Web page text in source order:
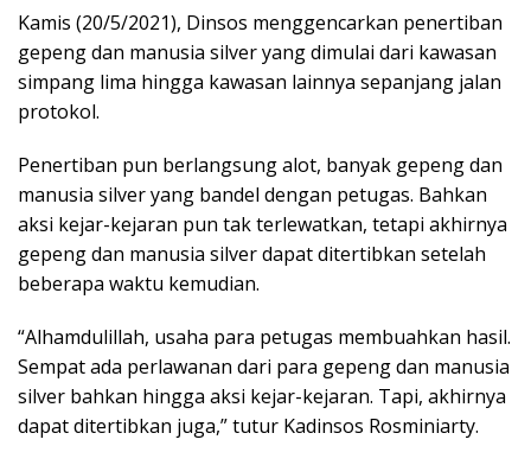
Kamis (20/5/2021), Dinsos menggencarkan penertiban
gepeng dan manusia silver yang dimulai dari kawasan
simpang lima hingga kawasan lainnya sepanjang jalan
protokol.
Penertiban pun berlangsung alot, banyak gepeng dan
manusia silver yang bandel dengan petugas. Bahkan
aksi kejar-kejaran pun tak terlewatkan, tetapi akhirnya
gepeng dan manusia silver dapat ditertibkan setelah
beberapa waktu kemudian.
“Alhamdulillah, usaha para petugas membuahkan hasil.
Sempat ada perlawanan dari para gepeng dan manusia
silver bahkan hingga aksi kejar-kejaran. Tapi, akhirnya
dapat ditertibkan juga,” tutur Kadinsos Rosminiarty.